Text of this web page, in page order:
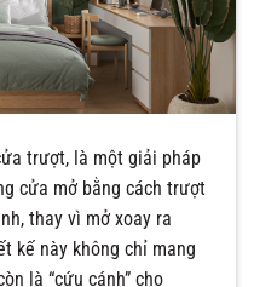
trượt, là một giải pháp
cửa mở bằng cách trượt
thay vì mở xoay ra
kế này không chỉ mang
là “cứu cánh” cho